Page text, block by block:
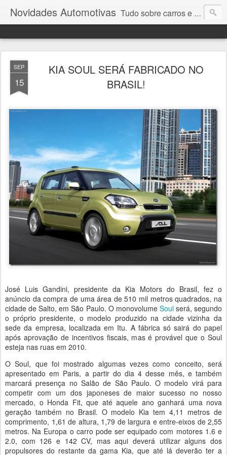
Novidades Automotivas Tudo sobre carros e motores
SEP
15
KIA SOUL SERÁ FABRICADO NO
BRASIL!
José Luis Gandini, presidente da Kia Motors do Brasil, fez o
anúncio da compra de uma área de 510 mil metros quadrados, na
cidade de Salto, em São Paulo. O monovolume Soulserá, segundo
o próprio presidente, o modelo produzido na cidade vizinha da
sede da empresa, localizada em Itu. A fábrica só sairá do papel
após aprovação de incentivos fiscais, mas é provável que o Soul
esteja nas ruas em 2010.
O Soul, que foi mostrado algumas vezes como conceito, será
apresentado em Paris, a partir do dia 4 desse mês, e também
marcará presença no Salão de São Paulo. O modelo virá para
competir com um dos japoneses de maior sucesso no nosso
mercado, o Honda Fit, que até aquele ano ganhará uma nova
geração também no Brasil. O modelo Kia tem 4,11 metros de
comprimento, 1,61 de altura, 1,79 de largura e entre-eixos de 2,55
metros. Na Europa o carro pode ser equipado com motores 1.6 e
2.0, com 126 e 142 CV, mas aqui deverá utilizar alguns dos
propulsores do restante da gama Kia, que até lá deverão ter a